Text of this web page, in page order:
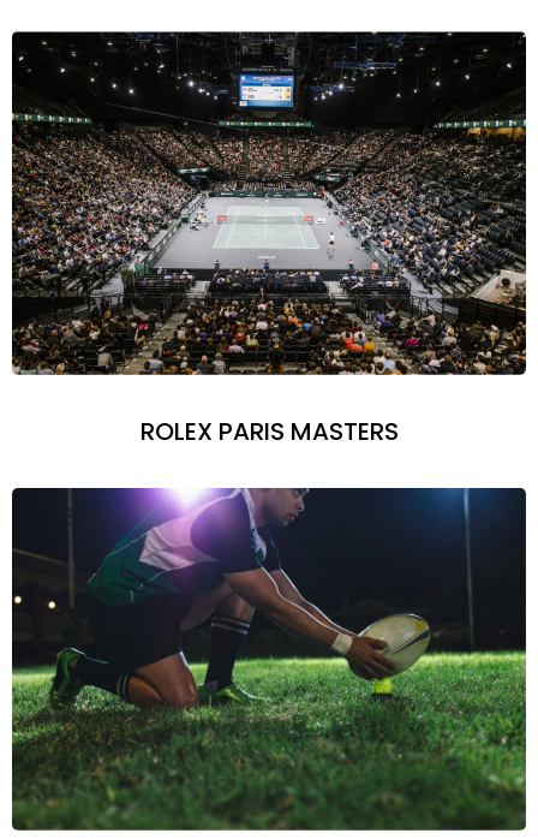
ROLEX PARIS MASTERS